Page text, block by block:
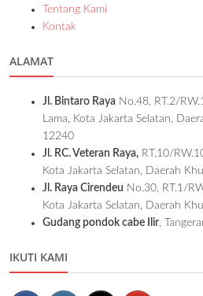
Tentang Kami
Kontak
ALAMAT
Jl. Bintaro Raya No.48, RT.2/
Lama, Kota Jakarta Selatan,
12240
Jl. RC. Veteran Raya, RT.10/
Kota Jakarta Selatan, Daerah
Jl. Raya Cirendeu No.30, RT.1/
Kota Jakarta Selatan, Daerah
Gudang pondok cabe Ilir,
IKUTI KAMI